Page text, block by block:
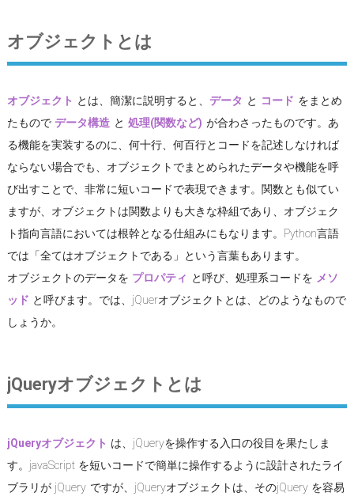
オブジェクトとは
オブジェクト とは、簡潔に説明すると、データ と コード をまとめ
たものでデータ構造 と処理(関数など) が合わさったものです。あ
る機能を実装するのに、何十行、何百行とコードを記述しなければ
ならない場合でも、オブジェクトでまとめられたデータや機能を呼
び出すことで、非常に短いコードで表現できます。関数とも似てい
ますが、オブジェクトは関数よりも大きな枠組であり、オブジェク
ト指向言語においては根幹となる仕組みにもなります。Python言語
では「全てはオブジェクトである」という言葉もあります。
オブジェクトのデータを プロパティ と呼び、処理系コードを メソ
ッド と呼びます。では、jQuerオブジェクトとは、どのようなもので
しょうか。
jQueryオブジェクトとは
jQueryオブジェクト は、jQueryを操作する入口の役目を果たしま
す。javaScript を短いコードで簡単に操作するように設計されたライ
ブラリが jQuery ですが、jQueryオブジェクトは、そのjQuery を容易